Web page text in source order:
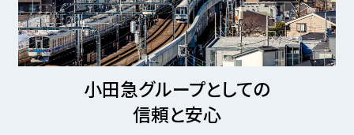
小田急グループとしての
信頼と安心